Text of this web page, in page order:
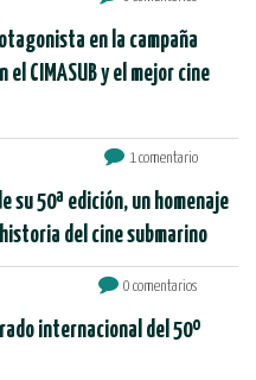
en la campaña
el CIMASUB y el mejor cine
1 comentario
su 50ª edición, un homenaje
del cine submarino
0 comentarios
internacional del 50º